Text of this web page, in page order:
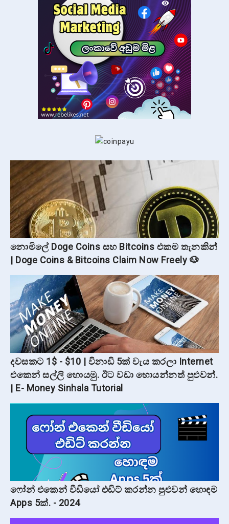
නොමිලේ Doge Coins සහ Bitcoins එකම තැනකින්
| Doge Coins & Bitcoins Claim Now Freely 🐶
දවසකට 1$ - $10 | විනාඩි 5ක් වැය කරලා Internet
එකෙන් සල්ලි හොයමු. ඊට වඩා හොයන්නත් පුළුවන්.
| E- Money Sinhala Tutorial
ෆෝන් එකෙන් වීඩියෝ එඩිට් කරන්න පුළුවන් හොඳම
Apps 5ක්. - 2024